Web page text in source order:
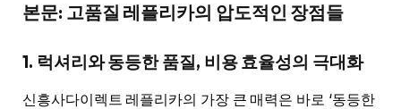
본문: 고품질 레플리카의 압도적인 장점들
1. 럭셔리와 동등한 품질, 비용 효율성의 극대화
신흥사다이렉트 레플리카의 가장 큰 매력은 바로 ‘동등한